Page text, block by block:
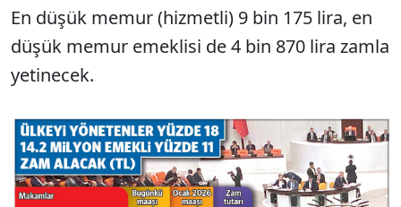
En düşük memur (hizmetli) 9 bin 175 lira, en
düşük memur emeklisi de 4 bin 870 lira zamla
yetinecek.